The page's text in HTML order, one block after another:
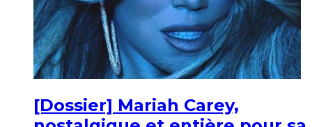
[Dossier] Mariah Carey,